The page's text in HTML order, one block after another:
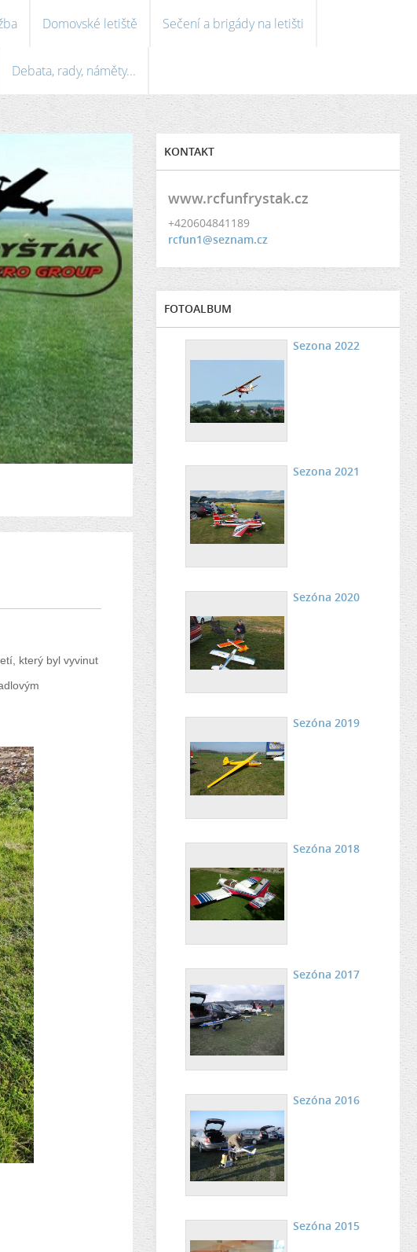
Domovské letiště Sečení a brigády na letišti
Debata, rady, náměty...
který byl vyvinut
KONTAKT
www.rcfunfrystak.cz
+420604841189
rcfun1@seznam.cz
FOTOALBUM
Sezona 2022
Sezona 2021
Sezóna 2020
Sezóna 2019
Sezóna 2018
Sezóna 2017
Sezóna 2016
Sezóna 2015